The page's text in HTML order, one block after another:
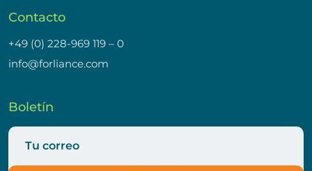
Contacto
+49 (0) 228-969 119 – 0
info@forliance.com
Boletín